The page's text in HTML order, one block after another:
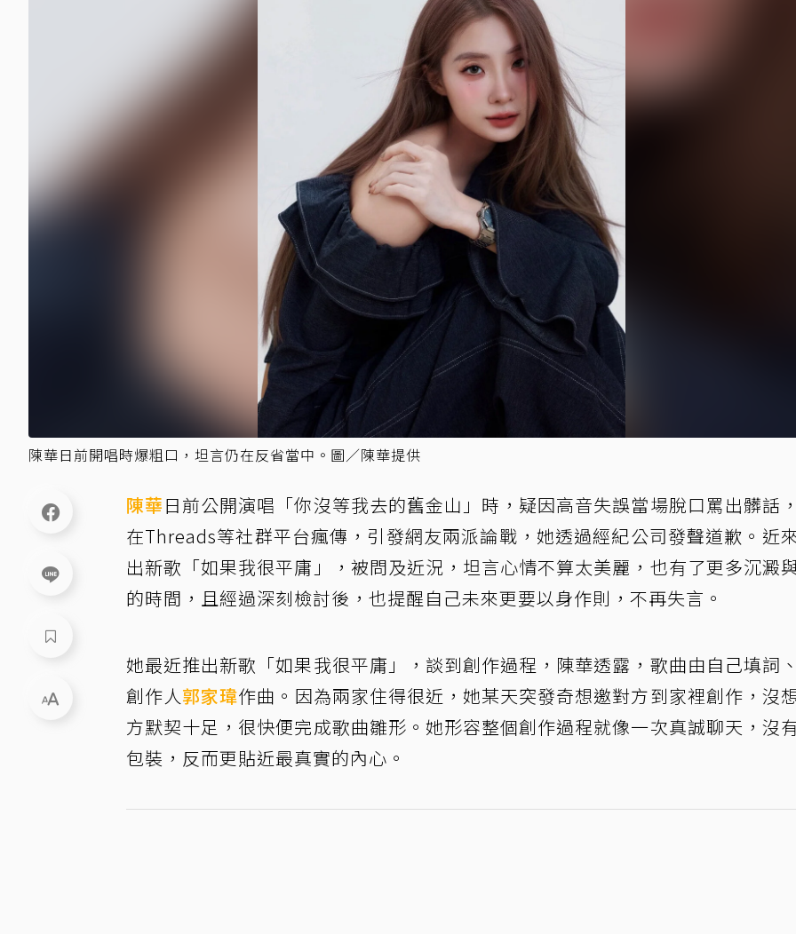
陳華日前開唱時爆粗口，坦言仍在反省當中。圖／陳華提供
陳華日前公開演唱「你沒等我去的舊金山」時，疑因高音失誤當場脫口罵出髒話
在Threads等社群平台瘋傳，引發網友兩派論戰，她透過經紀公司發聲道歉。近
出新歌「如果我很平庸」，被問及近況，坦言心情不算太美麗，也有了更多沉澱
的時間，且經過深刻檢討後，也提醒自己未來更要以身作則，不再失言。
她最近推出新歌「如果我很平庸」，談到創作過程，陳華透露，歌曲由自己填詞
創作人郭家瑋作曲。因為兩家住得很近，她某天突發奇想邀對方到家裡創作，沒
方默契十足，很快便完成歌曲雛形。她形容整個創作過程就像一次真誠聊天，沒
包裝，反而更貼近最真實的內心。